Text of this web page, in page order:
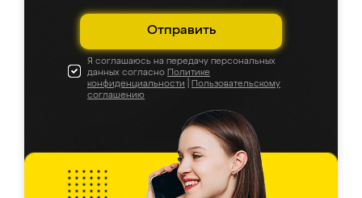
Отправить
Я соглашаюсь на передачу персональных
данных согласно Политике
конфиденциальности
Пользовательскому
соглашению